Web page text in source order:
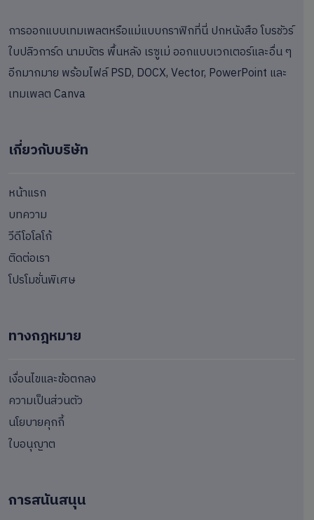
การออกแบบเทมเพลตหรือแม่แบบกราฟิกที่นี่ ปกหนังสือ โบรชัวร์
ใบปลิวการ์ด นามบัตร พื้นหลัง เรซูเม่ ออกแบบเวกเตอร์และอื่น ๆ
อีกมากมาย พร้อมไฟล์ PSD, DOCX, Vector, PowerPoint และ
เทมเพลต Canva
เกี่ยวกับบริษัท
หน้าแรก
บทความ
วีดีโอโลโก้
ติดต่อเรา
โปรโมชั่นพิเศษ
ทางกฎหมาย
เงื่อนไขและข้อตกลง
ความเป็นส่วนตัว
นโยบายคุกกี้
ใบอนุญาต
การสนันสนุน